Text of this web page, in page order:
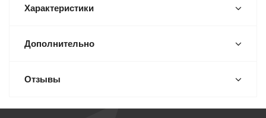
Характеристики
Дополнительно
Отзывы